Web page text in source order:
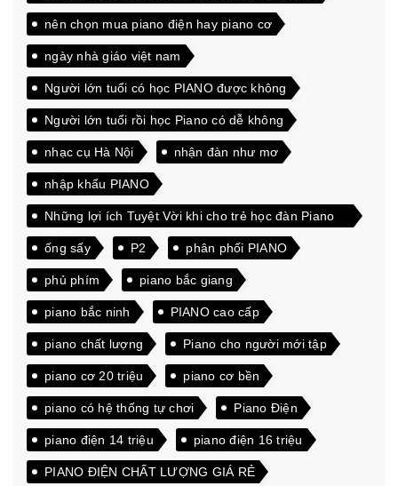
nên chọn mua piano điện hay piano cơ
ngày nhà giáo việt nam
Người lớn tuổi có học PIANO được không
Người lớn tuổi rồi học Piano có dễ không
nhạc cụ Hà Nội nhận đàn như mơ
nhập khẩu PIANO
Những lợi ích Tuyệt Vời khi cho trẻ học đàn Piano
từ sớm
ống sấy P2 phân phối PIANO
phủ phím piano bắc giang
piano bắc ninh PIANO cao cấp
piano chất lượng Piano cho người mới tập
piano cơ 20 triệu piano cơ bền
piano có hệ thống tự chơi Piano Điện
piano điện 14 triệu piano điện 16 triệu
PIANO ĐIỆN CHẤT LƯỢNG GIÁ RẺ